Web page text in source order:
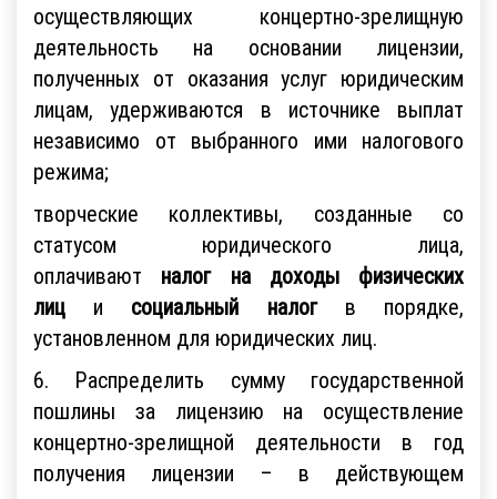
осуществляющих концертно-зрелищную
деятельность на основании лицензии,
полученных от оказания услуг юридическим
лицам, удерживаются в источнике выплат
независимо от выбранного ими налогового
режима;
творческие коллективы, созданные со
статусом юридического лица,
оплачивают налог на доходы физических
лиц и социальный налог в порядке,
установленном для юридических лиц.
6. Распределить сумму государственной
пошлины за лицензию на осуществление
концертно-зрелищной деятельности в год
получения лицензии – в действующем